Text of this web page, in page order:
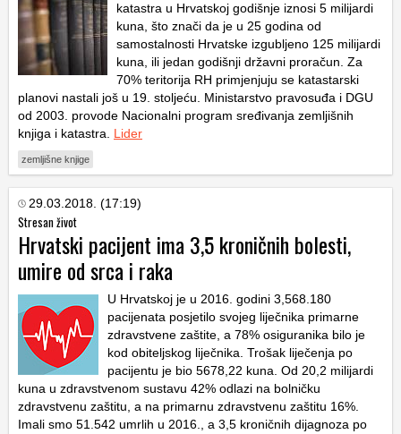
katastra u Hrvatskoj godišnje iznosi 5 milijardi
kuna, što znači da je u 25 godina od
samostalnosti Hrvatske izgubljeno 125 milijardi
kuna, ili jedan godišnji državni proračun. Za
70% teritorija RH primjenjuju se katastarski
planovi nastali još u 19. stoljeću. Ministarstvo pravosuđa i DGU
od 2003. provode Nacionalni program sređivanja zemljišnih
knjiga i katastra. Lider
zemljišne knjige
29.03.2018. (17:19)
Stresan život
Hrvatski pacijent ima 3,5 kroničnih bolesti,
umire od srca i raka
U Hrvatskoj je u 2016. godini 3,568.180
pacijenata posjetilo svojeg liječnika primarne
zdravstvene zaštite, a 78% osiguranika bilo je
kod obiteljskog liječnika. Trošak liječenja po
pacijentu je bio 5678,22 kuna. Od 20,2 milijardi
kuna u zdravstvenom sustavu 42% odlazi na bolničku
zdravstvenu zaštitu, a na primarnu zdravstvenu zaštitu 16%.
Imali smo 51.542 umrlih u 2016., a 3,5 kroničnih dijagnoza po